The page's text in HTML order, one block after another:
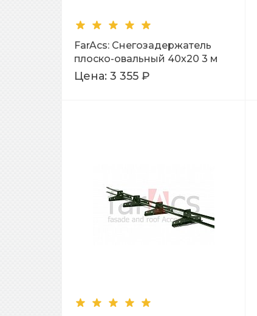
FarAcs: Снегозадержатель
плоско-овальный 40х20 3 м
Ral 5005
Цена: 3 355 ₽